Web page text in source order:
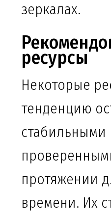
зеркалах.
ресурсы
Некоторые
тенденцию
стабильными
протяжении
времени. Их